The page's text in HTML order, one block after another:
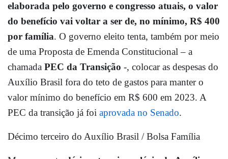
elaborada pelo governo e congresso atuais, o valor
do benefício vai voltar a ser de, no mínimo, R$ 400
por família. O governo eleito tenta, também por meio
de uma Proposta de Emenda Constitucional – a
chamada PEC da Transição -, colocar as despesas do
Auxílio Brasil fora do teto de gastos para manter o
valor mínimo do benefício em R$ 600 em 2023. A
PEC da transição já foi aprovada no Senado.
Décimo terceiro do Auxílio Brasil / Bolsa Família